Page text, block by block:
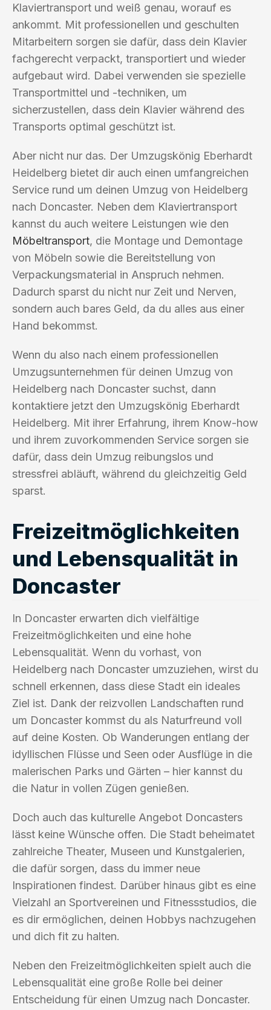
Klaviertransport und weiß genau, worauf es
ankommt. Mit professionellen und geschulten
Mitarbeitern sorgen sie dafür, dass dein Klavier
fachgerecht verpackt, transportiert und wieder
aufgebaut wird. Dabei verwenden sie spezielle
Transportmittel und -techniken, um
sicherzustellen, dass dein Klavier während des
Transports optimal geschützt ist.
Aber nicht nur das. Der Umzugskönig Eberhardt
Heidelberg bietet dir auch einen umfangreichen
Service rund um deinen Umzug von Heidelberg
nach Doncaster. Neben dem Klaviertransport
kannst du auch weitere Leistungen wie den
Möbeltransport, die Montage und Demontage
von Möbeln sowie die Bereitstellung von
Verpackungsmaterial in Anspruch nehmen.
Dadurch sparst du nicht nur Zeit und Nerven,
sondern auch bares Geld, da du alles aus einer
Hand bekommst.
Wenn du also nach einem professionellen
Umzugsunternehmen für deinen Umzug von
Heidelberg nach Doncaster suchst, dann
kontaktiere jetzt den Umzugskönig Eberhardt
Heidelberg. Mit ihrer Erfahrung, ihrem Know-how
und ihrem zuvorkommenden Service sorgen sie
dafür, dass dein Umzug reibungslos und
stressfrei abläuft, während du gleichzeitig Geld
sparst.
Freizeitmöglichkeiten
und Lebensqualität in
Doncaster
In Doncaster erwarten dich vielfältige
Freizeitmöglichkeiten und eine hohe
Lebensqualität. Wenn du vorhast, von
Heidelberg nach Doncaster umzuziehen, wirst du
schnell erkennen, dass diese Stadt ein ideales
Ziel ist. Dank der reizvollen Landschaften rund
um Doncaster kommst du als Naturfreund voll
auf deine Kosten. Ob Wanderungen entlang der
idyllischen Flüsse und Seen oder Ausflüge in die
malerischen Parks und Gärten – hier kannst du
die Natur in vollen Zügen genießen.
Doch auch das kulturelle Angebot Doncasters
lässt keine Wünsche offen. Die Stadt beheimatet
zahlreiche Theater, Museen und Kunstgalerien,
die dafür sorgen, dass du immer neue
Inspirationen findest. Darüber hinaus gibt es eine
Vielzahl an Sportvereinen und Fitnessstudios, die
es dir ermöglichen, deinen Hobbys nachzugehen
und dich fit zu halten.
Neben den Freizeitmöglichkeiten spielt auch die
Lebensqualität eine große Rolle bei deiner
Entscheidung für einen Umzug nach Doncaster.